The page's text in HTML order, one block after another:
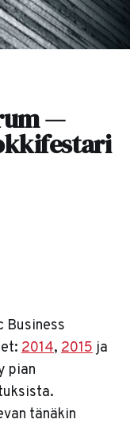
—
Business
2014, 2015 ja
pian
tänäkin